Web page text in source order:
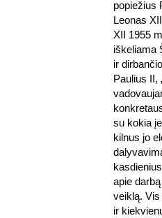
popiežius
Leonas
XII 1955
iškeliama
ir
Paulius II,
su kokia
kilnus jo
apie
veiklą.
ir